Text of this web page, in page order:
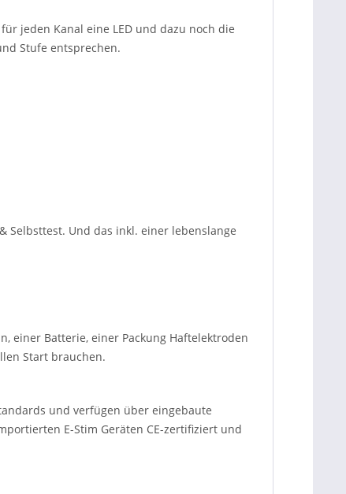
jeden Kanal eine LED und dazu noch die
Stufe entsprechen.
Selbsttest. Und das inkl. einer lebenslange
einer Batterie, einer Packung Haftelektroden
Start brauchen.
und verfügen über eingebaute
E-Stim Geräten CE-zertifiziert und